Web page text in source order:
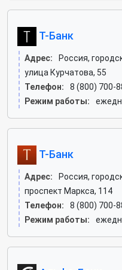
Т-Банк
Адрес:
Россия,
улица Курчатова, 55
Телефон:
8 (800) 700-
Режим работы:
Т-Банк
Адрес:
Россия,
проспект Маркса, 114
Телефон:
8 (800) 700-
Режим работы: